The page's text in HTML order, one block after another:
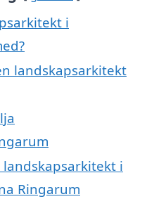
i
landskapsarkitekt
landskapsarkitekt i
Ringarum